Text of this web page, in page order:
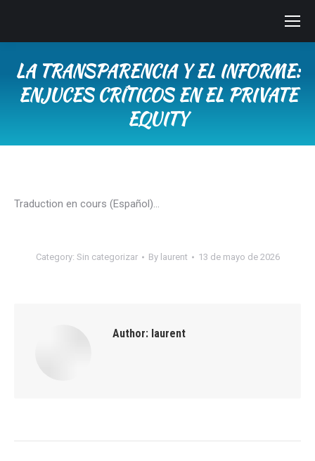
LA TRANSPARENCIA Y EL INFORME:
ENJUCES CRÍTICOS EN EL PRIVATE
EQUITY
Traduction en cours (Español)…
Category: Sin categorizar By laurent 13 de mayo de 2026
Author: laurent